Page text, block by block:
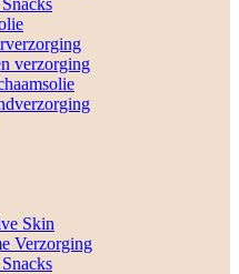
verzorging
Skin
Verzorging